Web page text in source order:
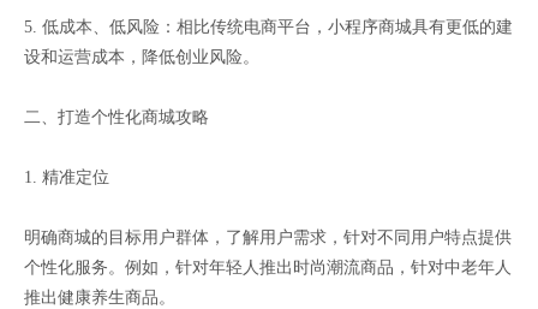
5. 低成本、低风险：相比传统电商平台，小程序商城具有更低的建
设和运营成本，降低创业风险。
二、打造个性化商城攻略
1. 精准定位
明确商城的目标用户群体，了解用户需求，针对不同用户特点提供
个性化服务。例如，针对年轻人推出时尚潮流商品，针对中老年人
推出健康养生商品。